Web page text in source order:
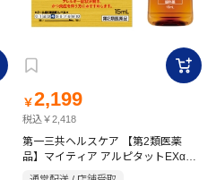
￥2,199
税込￥2,418
第一三共ヘルスケア 【第2類医薬
品】マイティア アルピタットEXα7